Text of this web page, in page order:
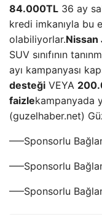
84.000TL 36 ay
kredi imkanıyla bu
olabiliyorlar.Nissan
SUV sınıfının
ayı kampanyası
desteği VEYA
faizlekampanyada
(guzelhaber.net)
—–Sponsorlu
—–Sponsorlu
—–Sponsorlu